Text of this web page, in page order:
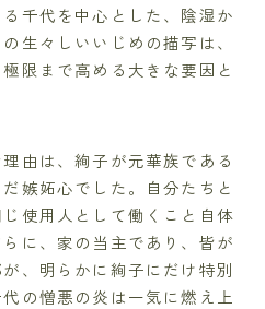
千代を中心とした、陰湿か
生々しいいじめの描写は、
限まで高める大きな要因と
由は、絢子が元華族である
嫉妬心でした。自分たちと
使用人として働くこと自体
に、家の当主であり、皆が
、明らかに絢子にだけ特別
の憎悪の炎は一気に燃え上